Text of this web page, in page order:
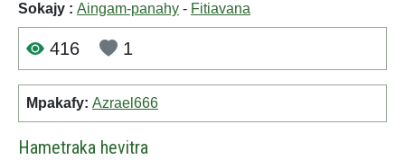
Sokajy : Aingam-panahy - Fitiavana
416 1
Mpakafy: Azrael666
Hametraka hevitra